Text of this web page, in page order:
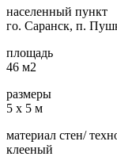
населенный пункт
го. Саранск, п.
площадь
46 м2
размеры
5 х 5 м
материал стен/
клееный